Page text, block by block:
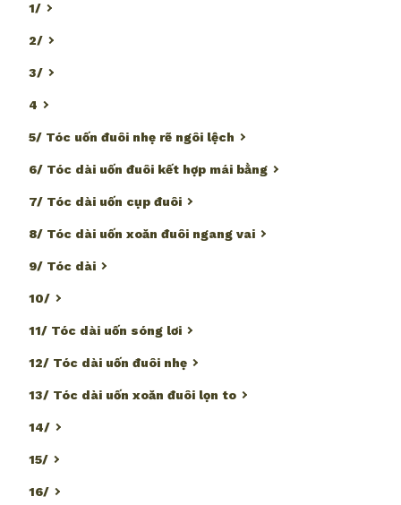
1/
2/
3/
4
5/ Tóc uốn đuôi nhẹ rẽ ngôi lệch
6/ Tóc dài uốn đuôi kết hợp mái bằng
7/ Tóc dài uốn cụp đuôi
8/ Tóc dài uốn xoăn đuôi ngang vai
9/ Tóc dài
10/
11/ Tóc dài uốn sóng lơi
12/ Tóc dài uốn đuôi nhẹ
13/ Tóc dài uốn xoăn đuôi lọn to
14/
15/
16/